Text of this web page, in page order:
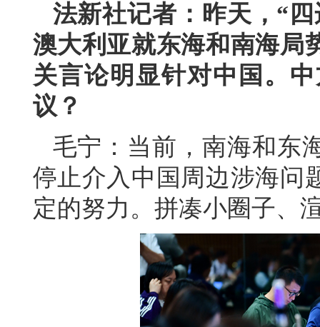
法新社记者：昨天，“
澳大利亚就东海和南海局
关言论明显针对中国。
议？
毛宁：当前，南海和东
停止介入中国周边涉海问
定的努力。拼凑小圈子、